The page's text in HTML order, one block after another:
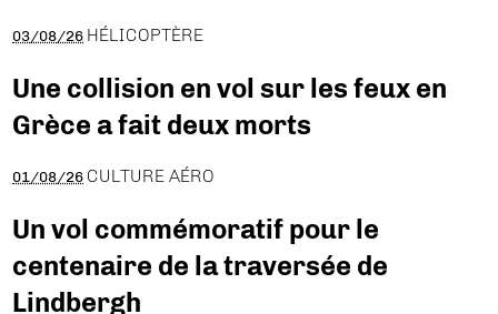
03/08/26 HÉLICOPTÈRE
Une collision en vol sur les feux en
Grèce a fait deux morts
01/08/26 CULTURE AÉRO
Un vol commémoratif pour le
centenaire de la traversée de
Lindbergh